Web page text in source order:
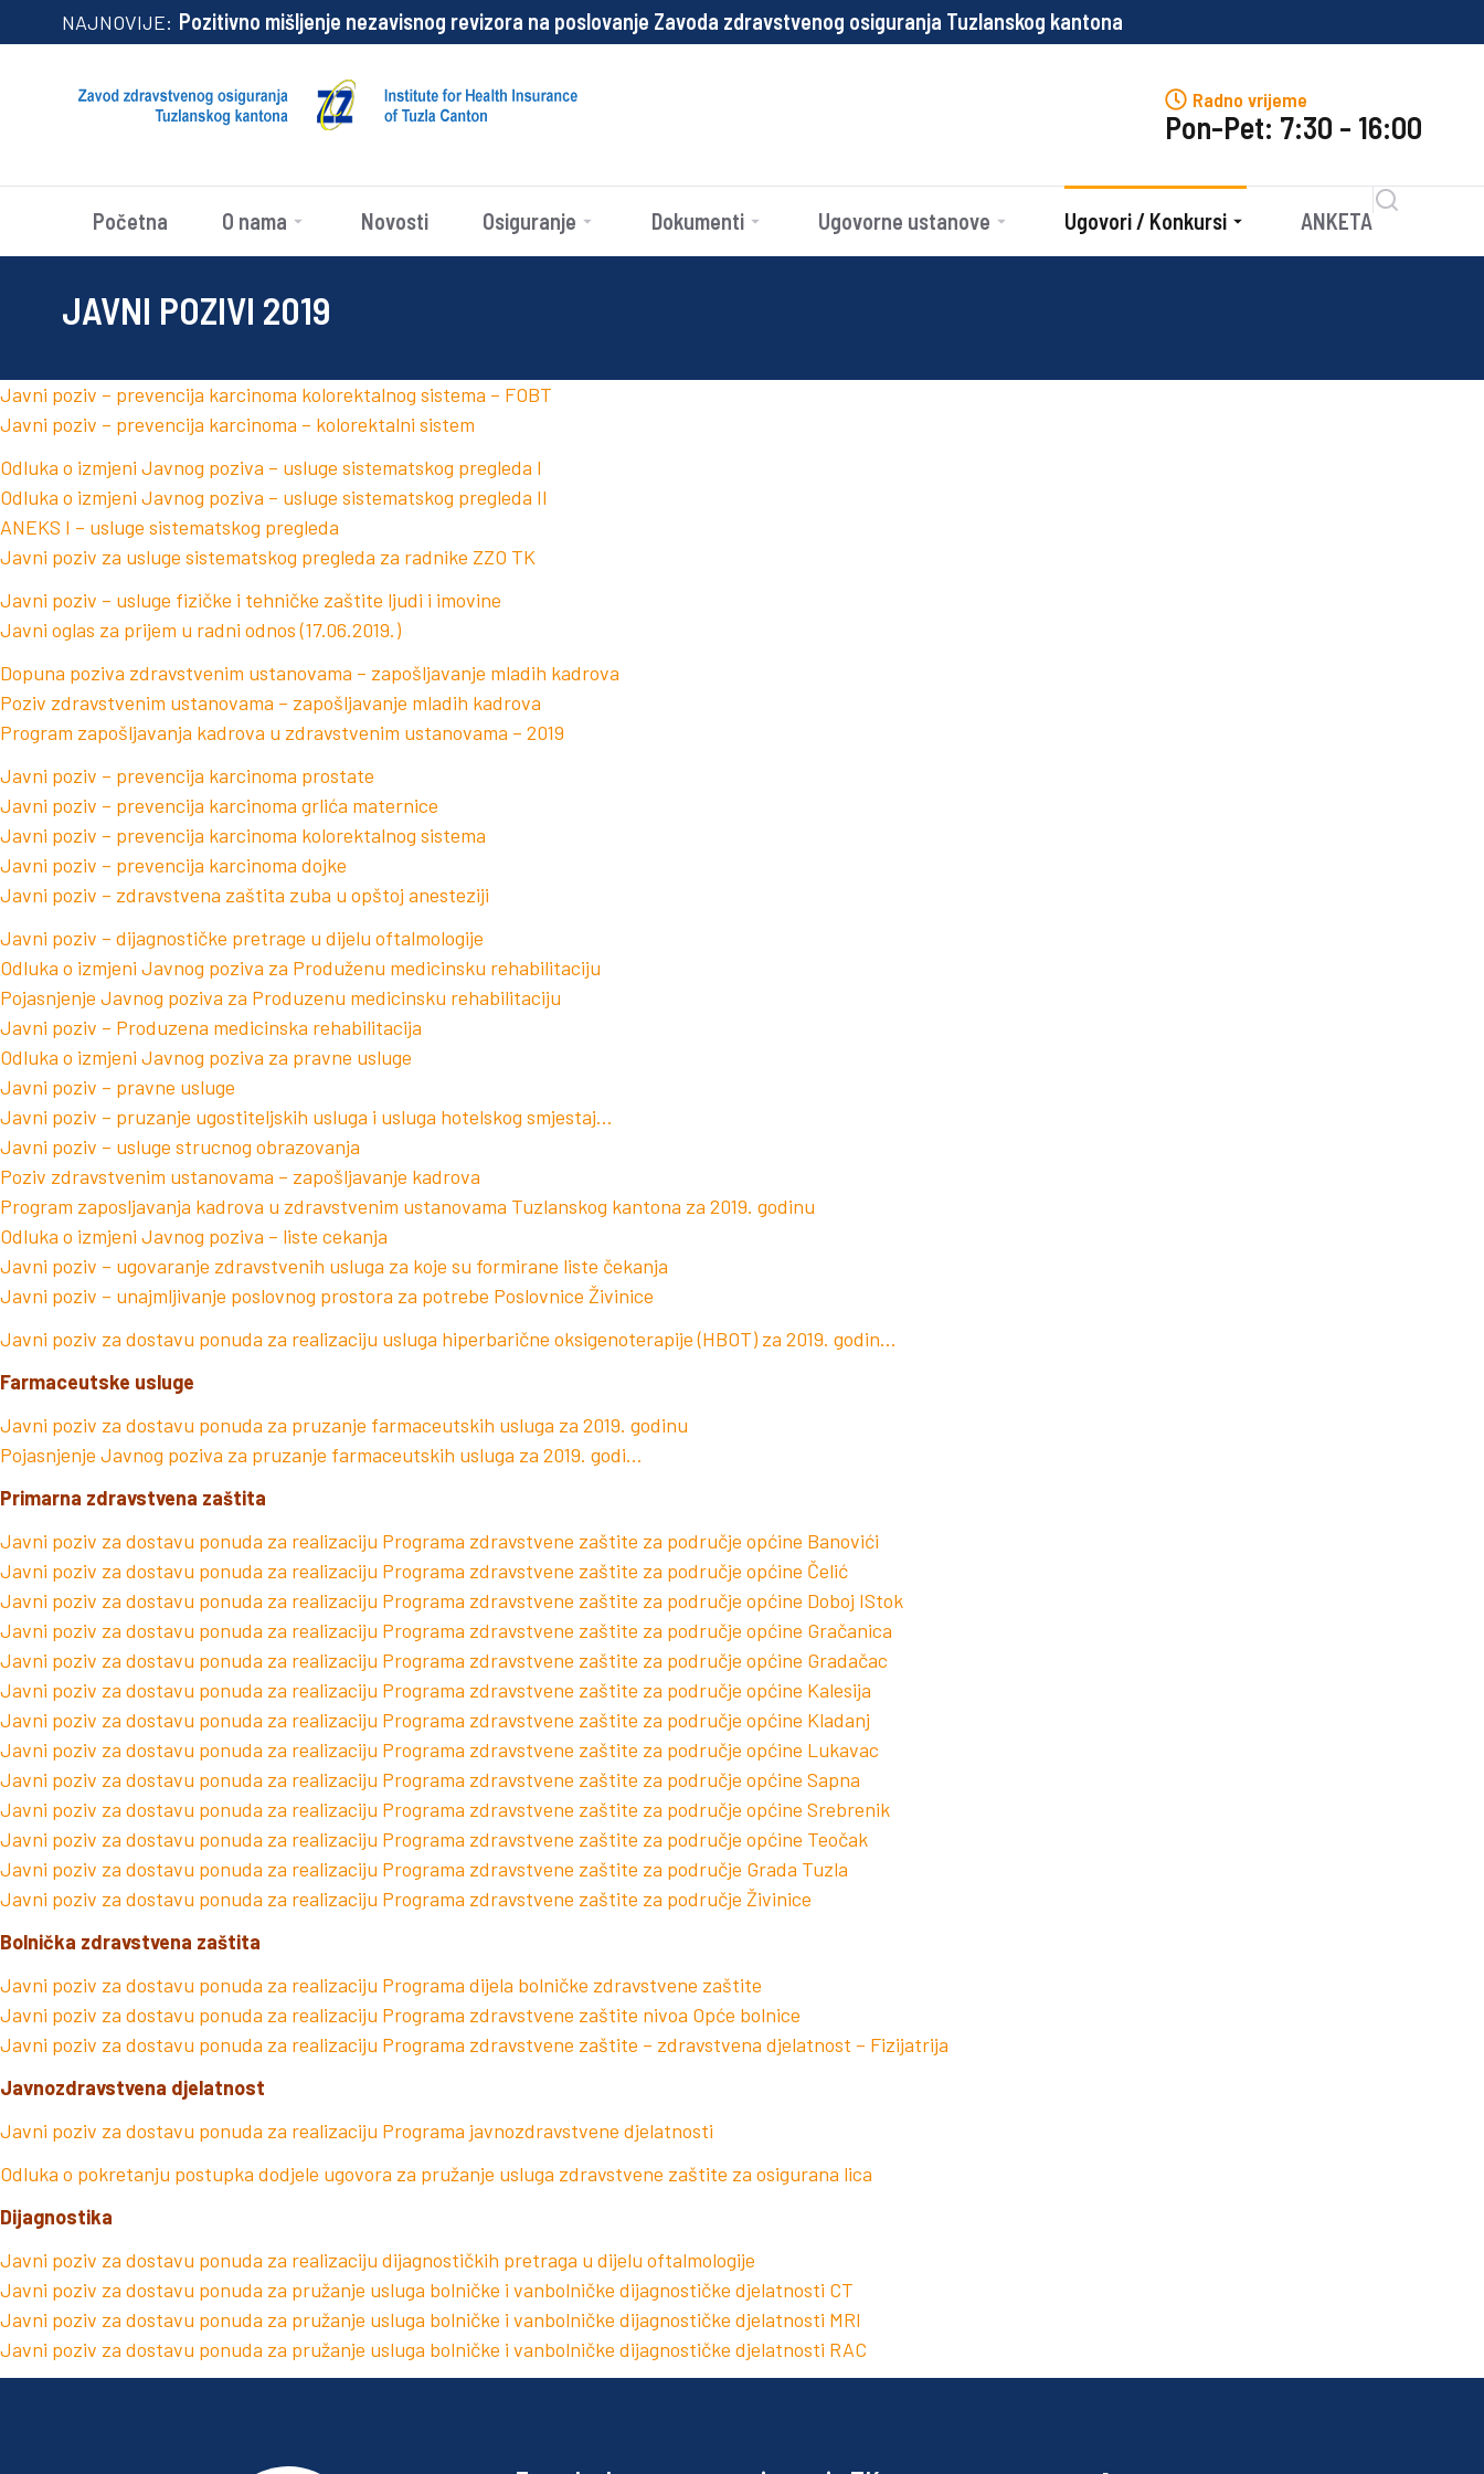
NAJNOVIJE: Pozitivno mišljenje nezavisnog revizora na poslovanje Zavoda zdravstvenog osiguranja Tuzlanskog kantona
Radno vrijeme
Pon-Pet: 7:30 - 16:00
Početna O nama Novosti Osiguranje Dokumenti Ugovorne ustanove Ugovori / Konkursi ANKETA
JAVNI POZIVI 2019
Javni poziv – prevencija karcinoma kolorektalnog sistema – FOBT
Javni poziv – prevencija karcinoma – kolorektalni sistem
Odluka o izmjeni Javnog poziva – usluge sistematskog pregleda I
Odluka o izmjeni Javnog poziva – usluge sistematskog pregleda II
ANEKS I – usluge sistematskog pregleda
Javni poziv za usluge sistematskog pregleda za radnike ZZO TK
Javni poziv – usluge fizičke i tehničke zaštite ljudi i imovine
Javni oglas za prijem u radni odnos (17.06.2019.)
Dopuna poziva zdravstvenim ustanovama – zapošljavanje mladih kadrova
Poziv zdravstvenim ustanovama – zapošljavanje mladih kadrova
Program zapošljavanja kadrova u zdravstvenim ustanovama – 2019
Javni poziv – prevencija karcinoma prostate
Javni poziv – prevencija karcinoma grlića maternice
Javni poziv – prevencija karcinoma kolorektalnog sistema
Javni poziv – prevencija karcinoma dojke
Javni poziv – zdravstvena zaštita zuba u opštoj anesteziji
Javni poziv – dijagnostičke pretrage u dijelu oftalmologije
Odluka o izmjeni Javnog poziva za Produženu medicinsku rehabilitaciju
Pojasnjenje Javnog poziva za Produzenu medicinsku rehabilitaciju
Javni poziv – Produzena medicinska rehabilitacija
Odluka o izmjeni Javnog poziva za pravne usluge
Javni poziv – pravne usluge
Javni poziv – pruzanje ugostiteljskih usluga i usluga hotelskog smjestaj…
Javni poziv – usluge strucnog obrazovanja
Poziv zdravstvenim ustanovama – zapošljavanje kadrova
Program zaposljavanja kadrova u zdravstvenim ustanovama Tuzlanskog kantona za 2019. godinu
Odluka o izmjeni Javnog poziva – liste cekanja
Javni poziv – ugovaranje zdravstvenih usluga za koje su formirane liste čekanja
Javni poziv – unajmljivanje poslovnog prostora za potrebe Poslovnice Živinice
Javni poziv za dostavu ponuda za realizaciju usluga hiperbarične oksigenoterapije (HBOT) za 2019. godin…
Farmaceutske usluge
Javni poziv za dostavu ponuda za pruzanje farmaceutskih usluga za 2019. godinu
Pojasnjenje Javnog poziva za pruzanje farmaceutskih usluga za 2019. godi…
Primarna zdravstvena zaštita
Javni poziv za dostavu ponuda za realizaciju Programa zdravstvene zaštite za područje općine Banovići
Javni poziv za dostavu ponuda za realizaciju Programa zdravstvene zaštite za područje općine Čelić
Javni poziv za dostavu ponuda za realizaciju Programa zdravstvene zaštite za područje općine Doboj IStok
Javni poziv za dostavu ponuda za realizaciju Programa zdravstvene zaštite za područje općine Gračanica
Javni poziv za dostavu ponuda za realizaciju Programa zdravstvene zaštite za područje općine Gradačac
Javni poziv za dostavu ponuda za realizaciju Programa zdravstvene zaštite za područje općine Kalesija
Javni poziv za dostavu ponuda za realizaciju Programa zdravstvene zaštite za područje općine Kladanj
Javni poziv za dostavu ponuda za realizaciju Programa zdravstvene zaštite za područje općine Lukavac
Javni poziv za dostavu ponuda za realizaciju Programa zdravstvene zaštite za područje općine Sapna
Javni poziv za dostavu ponuda za realizaciju Programa zdravstvene zaštite za područje općine Srebrenik
Javni poziv za dostavu ponuda za realizaciju Programa zdravstvene zaštite za područje općine Teočak
Javni poziv za dostavu ponuda za realizaciju Programa zdravstvene zaštite za područje Grada Tuzla
Javni poziv za dostavu ponuda za realizaciju Programa zdravstvene zaštite za područje Živinice
Bolnička zdravstvena zaštita
Javni poziv za dostavu ponuda za realizaciju Programa dijela bolničke zdravstvene zaštite
Javni poziv za dostavu ponuda za realizaciju Programa zdravstvene zaštite nivoa Opće bolnice
Javni poziv za dostavu ponuda za realizaciju Programa zdravstvene zaštite – zdravstvena djelatnost – Fizijatrija
Javnozdravstvena djelatnost
Javni poziv za dostavu ponuda za realizaciju Programa javnozdravstvene djelatnosti
Odluka o pokretanju postupka dodjele ugovora za pružanje usluga zdravstvene zaštite za osigurana lica
Dijagnostika
Javni poziv za dostavu ponuda za realizaciju dijagnostičkih pretraga u dijelu oftalmologije
Javni poziv za dostavu ponuda za pružanje usluga bolničke i vanbolničke dijagnostičke djelatnosti CT
Javni poziv za dostavu ponuda za pružanje usluga bolničke i vanbolničke dijagnostičke djelatnosti MRI
Javni poziv za dostavu ponuda za pružanje usluga bolničke i vanbolničke dijagnostičke djelatnosti RAC